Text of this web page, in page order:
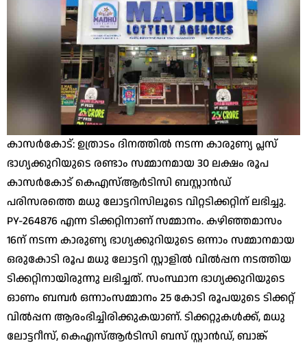
കാസര്‍കോട്: ഉത്രാടം ദിനത്തില്‍ നടന്ന കാരുണ്യ പ്ലസ്
ഭാഗ്യക്കുറിയുടെ രണ്ടാം സമ്മാനമായ 30 ലക്ഷം രൂപ
കാസര്‍കോട് കെഎസ്ആര്‍ടിസി ബസ്റ്റാന്‍ഡ്
പരിസരത്തെ മധു ലോട്ടറിസിലൂടെ വിറ്റടിക്കറ്റിന് ലഭിച്ചു.
PY-264876 എന്ന ടിക്കറ്റിനാണ് സമ്മാനം. കഴിഞ്ഞമാസം
16ന് നടന്ന കാരുണ്യ ഭാഗ്യക്കുറിയുടെ ഒന്നാം സമ്മാനമായ
ഒരുകോടി രൂപ മധു ലോട്ടറി സ്റ്റാളില്‍ വില്‍പ്പന നടത്തിയ
ടിക്കറ്റിനായിരുന്നു ലഭിച്ചത്. സംസ്ഥാന ഭാഗ്യക്കുറിയുടെ
ഓണം ബമ്പര്‍ ഒന്നാംസമ്മാനം 25 കോടി രൂപയുടെ ടിക്കറ്റ്
വില്‍പ്പന ആരംഭിച്ചിരിക്കുകയാണ്. ടിക്കറ്റുകള്‍ക്ക്, മധു
ലോട്ടറീസ്, കെഎസ്ആര്‍ടിസി ബസ് സ്റ്റാന്‍ഡ്, ബാങ്ക്